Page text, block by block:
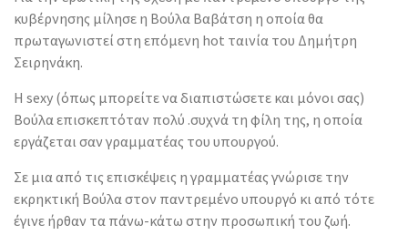
κυβέρνησης μίλησε η Βούλα Βαβάτση η οποία θα
πρωταγωνιστεί στη επόμενη hot ταινία του Δημήτρη
Σειρηνάκη.
Η sexy (όπως μπορείτε να διαπιστώσετε και μόνοι σας)
Βούλα επισκεπτόταν πολύ .συχνά τη φίλη της, η οποία
εργάζεται σαν γραμματέας του υπουργού.
Σε μια από τις επισκέψεις η γραμματέας γνώρισε την
εκρηκτική Βούλα στον παντρεμένο υπουργό κι από τότε
έγινε ήρθαν τα πάνω-κάτω στην προσωπική του ζωή.